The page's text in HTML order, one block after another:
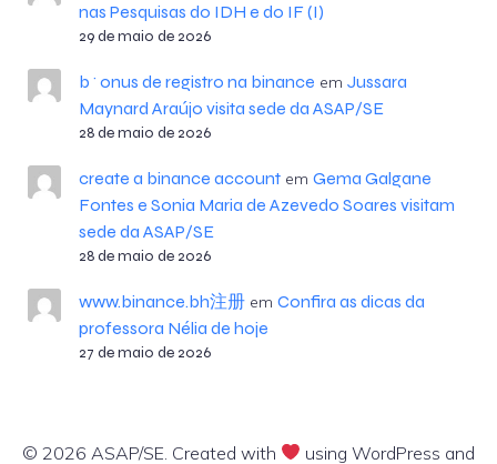
nas Pesquisas do IDH e do IF (I)
29 de maio de 2026
b^onus de registro na binance em Jussara
Maynard Araújo visita sede da ASAP/SE
28 de maio de 2026
create a binance accountem Gema Galgane
Fontes e Sonia Maria de Azevedo Soares visitam
sede da ASAP/SE
28 de maio de 2026
www.binance.bh注册em Confira as dicas da
professora Nélia de hoje
27 de maio de 2026
© 2026 ASAP/SE. Created with using WordPress and